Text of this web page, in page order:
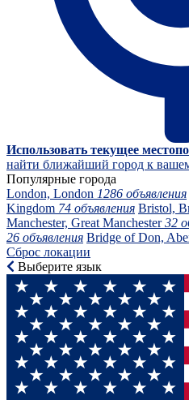
Использовать текущее
найти ближайший город к
Популярные города
London, London 1286 объявления
Kingdom 74 объявления Bristol,
Manchester, Great Manchester32
26 объявления Bridge of Don,
Сброс локации
Выберите язык